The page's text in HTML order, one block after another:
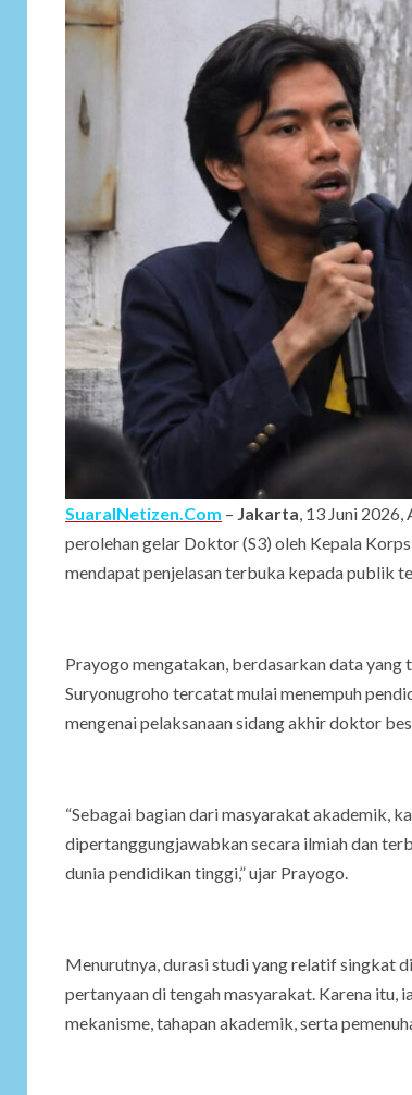
SuaraINetizen.Com – Jakarta, 13 Juni
perolehan gelar Doktor (S3) oleh Kepala
mendapat penjelasan terbuka kepada publik
Prayogo mengatakan, berdasarkan data
Suryonugroho tercatat mulai menempuh
mengenai pelaksanaan sidang akhir doktor
“Sebagai bagian dari masyarakat akademik,
dipertanggungjawabkan secara ilmiah dan
dunia pendidikan tinggi,” ujar Prayogo.
Menurutnya, durasi studi yang relatif singkat
pertanyaan di tengah masyarakat. Karena itu,
mekanisme, tahapan akademik, serta